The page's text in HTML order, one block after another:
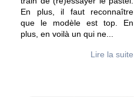
En plus, il faut reconnaître
que le modèle est top. En
plus, en voilà un qui ne
Lire la suite